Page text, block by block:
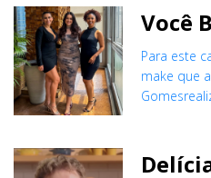
Você
Para este
make que